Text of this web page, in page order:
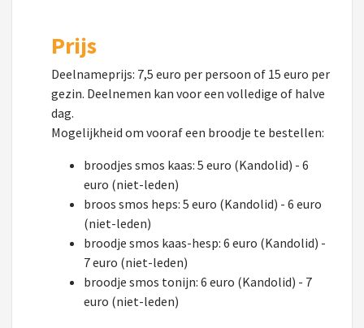
Prijs
Deelnameprijs: 7,5 euro per persoon of 15 euro per
gezin. Deelnemen kan voor een volledige of halve
dag.
Mogelijkheid om vooraf een broodje te bestellen:
broodjes smos kaas: 5 euro (Kandolid) - 6
euro (niet-leden)
broos smos heps: 5 euro (Kandolid) - 6 euro
(niet-leden)
broodje smos kaas-hesp: 6 euro (Kandolid) -
7 euro (niet-leden)
broodje smos tonijn: 6 euro (Kandolid) - 7
euro (niet-leden)